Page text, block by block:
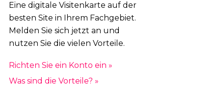
Eine digitale Visitenkarte auf der
besten Site in Ihrem Fachgebiet.
Melden Sie sich jetzt an und
nutzen Sie die vielen Vorteile.
Richten Sie ein Konto ein »
Was sind die Vorteile? »